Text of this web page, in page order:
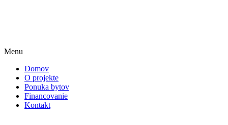
Menu
Domov
O projekte
Ponuka bytov
Financovanie
Kontakt